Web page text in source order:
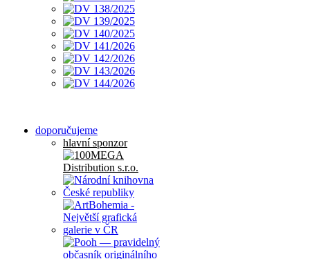
doporučujeme
hlavní sponzor